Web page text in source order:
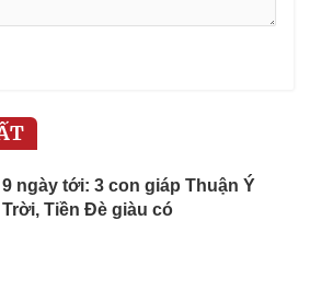
9 ngày tới: 3 con giáp Thuận Ý
Trời, Tiền Đè giàu có